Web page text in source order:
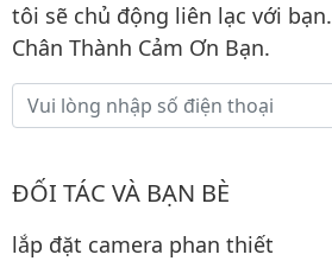
tôi sẽ chủ động liên lạc với bạn.
Chân Thành Cảm Ơn Bạn.
ĐỐI TÁC VÀ BẠN BÈ
lắp đặt camera phan thiết